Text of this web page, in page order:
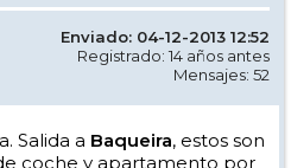
Enviado: 04-12-2013 12:52
Registrado: 14 años antes
Mensajes: 52
Salida a Baqueira, estos son
coche y apartamento por